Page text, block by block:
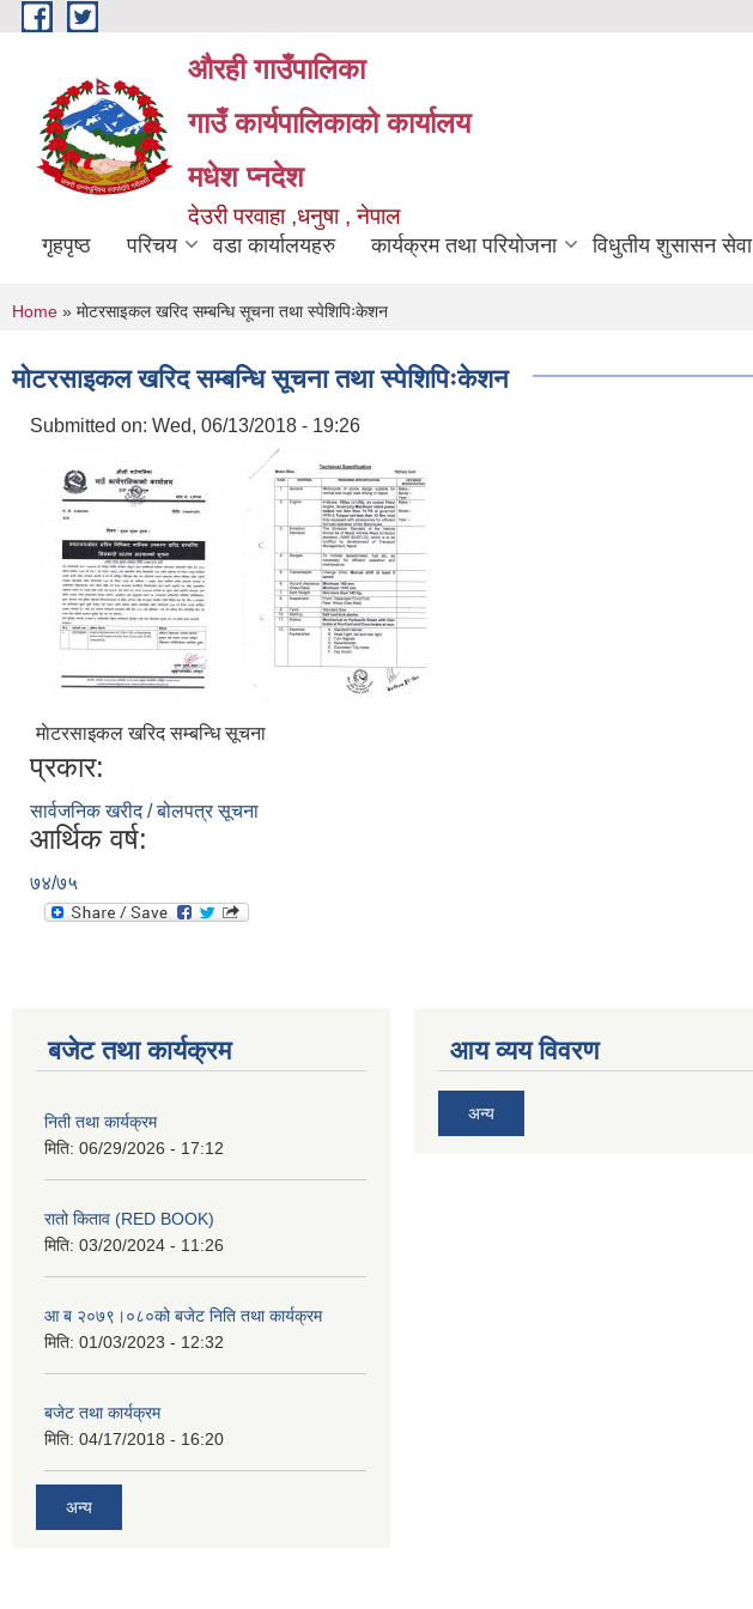
Skip to main content
औरही गाउँपालिका
गाउँ कार्यपालिकाको कार्यालय
मधेश प्नदेश
देउरी परवाहा ,धनुषा , नेपाल
गृहपृष्ठ परिचय वडा कार्यालयहरु कार्यक्रम तथा परियोजना विधुतीय शुसासन सेवा
You are here
Home » माेटरसाइकल खरिद सम्बन्धि सूचना तथा स्पेशिपिःकेशन
माेटरसाइकल खरिद सम्बन्धि सूचना तथा स्पेशिपिःकेशन
Submitted on: Wed, 06/13/2018 - 19:26
माेटरसाइकल खरिद सम्बन्धि सूचना
प्रकार:
सार्वजनिक खरीद / बोलपत्र सूचना
आर्थिक वर्ष:
७४/७५
बजेट तथा कार्यक्रम
निती तथा कार्यक्रम
मिति: 06/29/2026 - 17:12
रातो किताव (RED BOOK)
मिति: 03/20/2024 - 11:26
आ ब २०७९।०८०को बजेट निति तथा कार्यक्रम
मिति: 01/03/2023 - 12:32
बजेट तथा कार्यक्रम
मिति: 04/17/2018 - 16:20
अन्य
आय व्यय विवरण
अन्य